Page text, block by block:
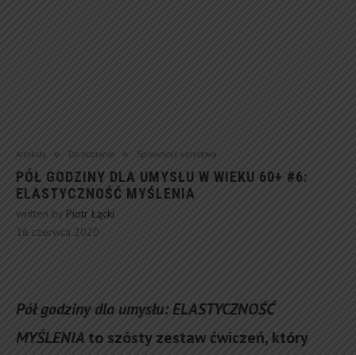
Artykuły Do pobrania Sprawność umysłowa
PÓŁ GODZINY DLA UMYSŁU W WIEKU 60+ #6:
ELASTYCZNOŚĆ MYŚLENIA
written by Piotr Łącki
16 czerwca 2020
Pół godziny dla umysłu: ELASTYCZNOŚĆ
MYŚLENIA to szósty zestaw ćwiczeń, który